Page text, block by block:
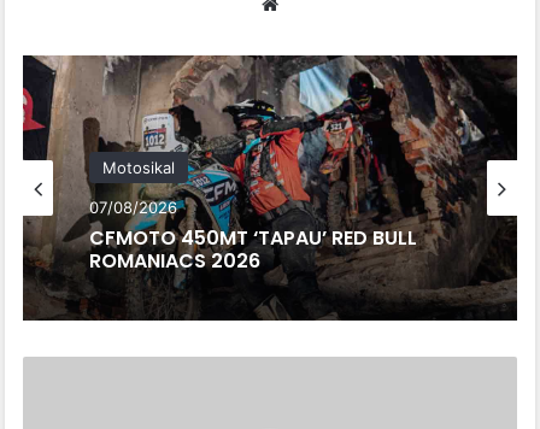
Motosikal
07/08/2026
CFMOTO 450MT ‘TAPAU’ RED BULL
ROMANIACS 2026